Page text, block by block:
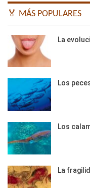
🏅 MÁS POPULARES
La
Los
Los
La